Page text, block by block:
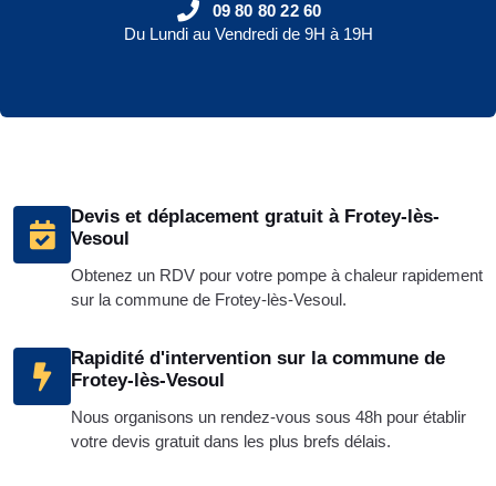
Devis et déplacement gratuit à Frotey-lès-
Vesoul
Obtenez un RDV pour votre pompe à chaleur rapidement
sur la commune de Frotey-lès-Vesoul.
Rapidité d'intervention sur la commune de
Frotey-lès-Vesoul
Nous organisons un rendez-vous sous 48h pour établir
votre devis gratuit dans les plus brefs délais.
09 80 80 22 60
Du Lundi au Vendredi de 9H à 19H